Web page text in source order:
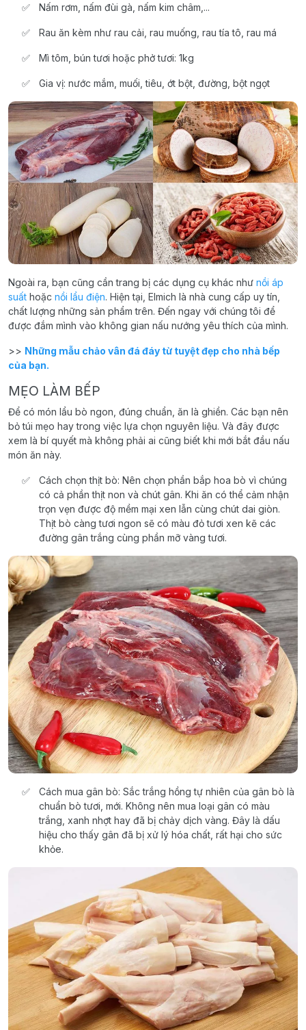
Nấm rơm, nấm đùi gà, nấm kim châm,...
Rau ăn kèm như rau cải, rau muống, rau tía tô, rau má
Mì tôm, bún tươi hoặc phở tươi: 1kg
Gia vị: nước mắm, muối, tiêu, ớt bột, đường, bột ngọt
Ngoài ra, bạn cũng cần trang bị các dụng cụ khác như nồi áp
suất hoặc nồi lẩu điện. Hiện tại, Elmich là nhà cung cấp uy tín,
chất lượng những sản phẩm trên. Đến ngay với chúng tôi để
được đắm mình vào không gian nấu nướng yêu thích của mình.
>> Những mẫu chảo vân đá đáy từ tuyệt đẹp cho nhà bếp
của bạn.
MẸO LÀM BẾP
Để có món lẩu bò ngon, đúng chuẩn, ăn là ghiền. Các bạn nên
bỏ túi mẹo hay trong việc lựa chọn nguyên liệu. Và đây được
xem là bí quyết mà không phải ai cũng biết khi mới bắt đầu nấu
món ăn này.
Cách chọn thịt bò: Nên chọn phần bắp hoa bò vì chúng
có cả phần thịt non và chút gân. Khi ăn có thể cảm nhận
trọn vẹn được độ mềm mại xen lẫn cùng chút dai giòn.
Thịt bò càng tươi ngon sẽ có màu đỏ tươi xen kẽ các
đường gân trắng cùng phần mỡ vàng tươi.
Cách mua gân bò: Sắc trắng hồng tự nhiên của gân bò là
chuẩn bò tươi, mới. Không nên mua loại gân có màu
trắng, xanh nhợt hay đã bị chảy dịch vàng. Đây là dấu
hiệu cho thấy gân đã bị xử lý hóa chất, rất hại cho sức
khỏe.